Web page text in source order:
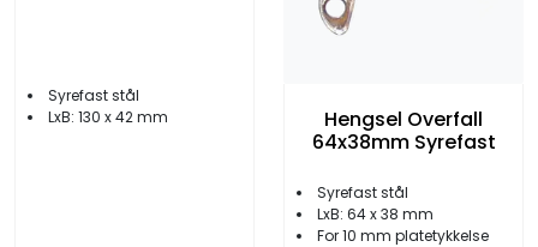
Syrefast stål
LxB: 130 x 42 mm
Hengsel Overfall
64x38mm Syrefast
Syrefast stål
LxB: 64 x 38 mm
For 10 mm platetykkelse